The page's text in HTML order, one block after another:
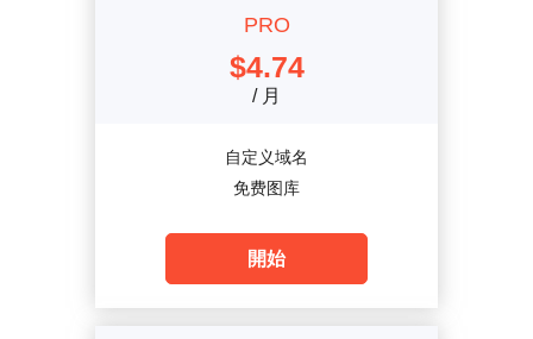
PRO
$4.74
/ 月
自定义域名
免费图库
開始